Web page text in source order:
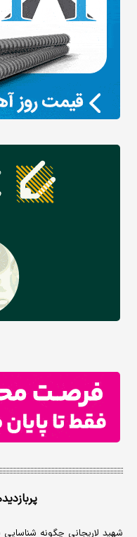
شهید لاریجانی چگونه